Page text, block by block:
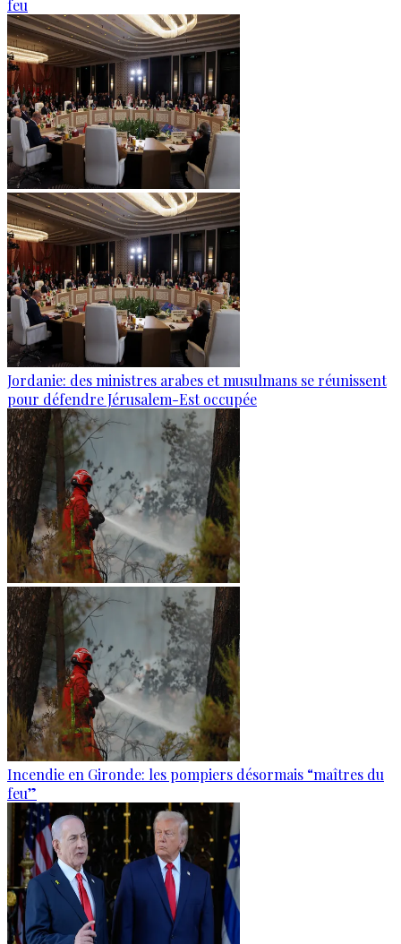
feu
Jordanie: des ministres arabes et musulmans se réunissent
pour défendre Jérusalem-Est occupée
Incendie en Gironde: les pompiers désormais “maîtres du
feu”